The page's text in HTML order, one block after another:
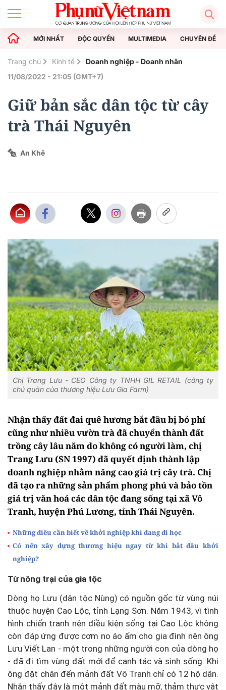
MỚI NHẤT ĐỘC QUYỀN MULTIMEDIA CHUYÊN ĐỀ
Trang chủ Kinh tế
Doanh nghiệp - Doanh nhân
11/08/2022 - 21:05 (GMT+7)
Giữ bản sắc dân tộc từ cây
trà Thái Nguyên
An Khê
Chị Trang Lưu - CEO Công ty TNHH GIL RETAIL (công ty
chủ quản của thương hiệu Lưu Gia Farm)
Nhận thấy đất đai quê hương bắt đầu bị bỏ phí
cũng như nhiều vườn trà đã chuyển thành đất
trồng cây lâu năm do không có người làm, chị
Trang Lưu (SN 1997) đã quyết định thành lập
doanh nghiệp nhằm nâng cao giá trị cây trà. Chị
đã tạo ra những sản phẩm phong phú và bảo tồn
giá trị văn hoá các dân tộc đang sống tại xã Vô
Tranh, huyện Phú Lương, tỉnh Thái Nguyên.
Những điều cần biết về khởi nghiệp khi đang đi học
Có nên xây dựng thương hiệu ngay từ khi bắt đầu khởi
nghiệp?
Từ nông trại của gia tộc
Dòng họ Lưu (dân tộc Nùng) có nguồn gốc từ vùng núi
thuộc huyện Cao Lộc, tỉnh Lạng Sơn. Năm 1943, vì tình
hình chiến tranh nên điều kiện sống tại Cao Lộc không
còn đáp ứng được cơm no áo ấm cho gia đình nên ông
Lưu Viết Lan - một trong những người con của dòng họ
- đã đi tìm vùng đất mới để canh tác và sinh sống. Khi
ông đặt chân đến mảnh đất Vô Tranh chỉ có 12 hộ dân.
Nhận thấy đây là một mảnh đất màu mỡ, thảm thực vật